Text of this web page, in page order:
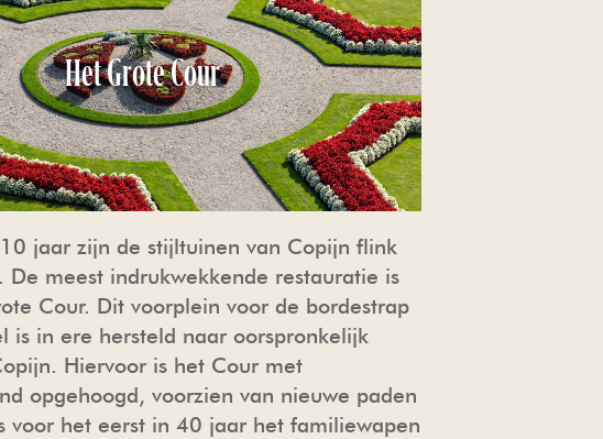
Het Grote Cour
jaar zijn de stijltuinen van Copijn flink
De meest indrukwekkende restauratie is
Cour. Dit voorplein voor de bordestrap
is in ere hersteld naar oorspronkelijk
Hiervoor is het Cour met
opgehoogd, voorzien van nieuwe paden
voor het eerst in 40 jaar het familiewapen